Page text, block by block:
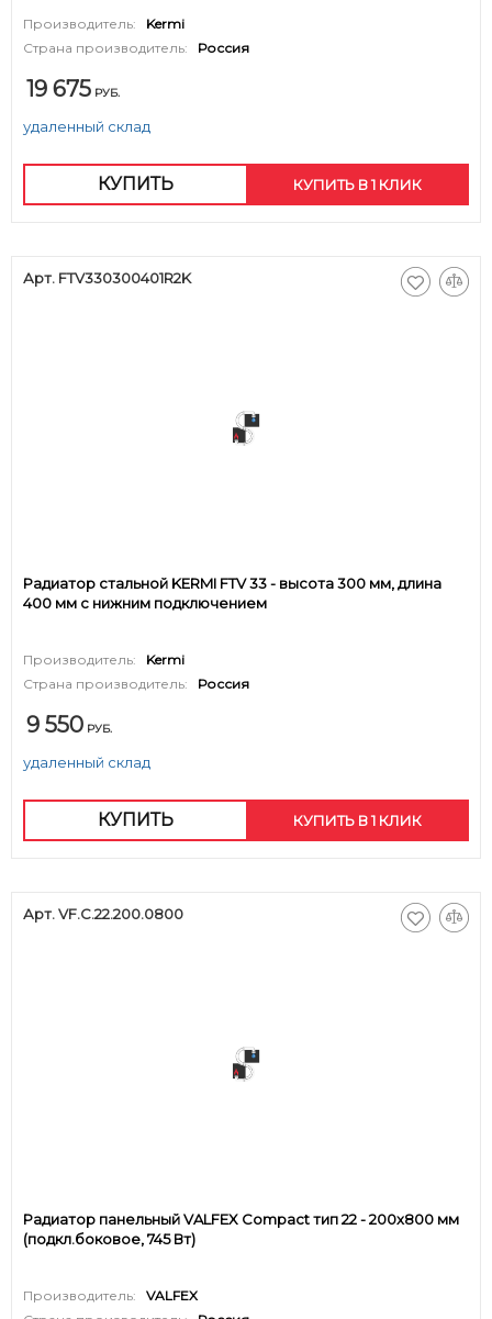
Производитель:
Kermi
Страна производитель:
Россия
19 675 РУБ.
удаленный склад
КУПИТЬ КУПИТЬ В 1 КЛИК
Арт. FTV330300401R2K
Радиатор стальной KERMI FTV 33 - высота 300 мм, длина
400 мм с нижним подключением
Производитель:
Kermi
Страна производитель:
Россия
9 550 РУБ.
удаленный склад
КУПИТЬ КУПИТЬ В 1 КЛИК
Арт. VF.C.22.200.0800
Радиатор панельный VALFEX Compact тип 22 - 200x800 мм
(подкл.боковое, 745 Вт)
Производитель:
VALFEX